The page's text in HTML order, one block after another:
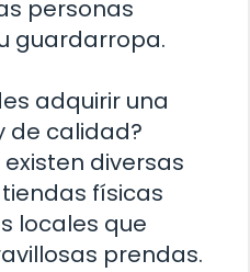
personas
guardarropa.
adquirir una
de calidad?
diversas
físicas
locales que
prendas.